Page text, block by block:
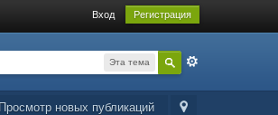
Вход Регистрация
Эта тема
Просмотр новых публикаций